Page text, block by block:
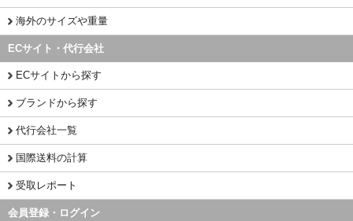
海外のサイズや重量
ECサイト・代行会社
ECサイトから探す
ブランドから探す
代行会社一覧
国際送料の計算
受取レポート
会員登録・ログイン